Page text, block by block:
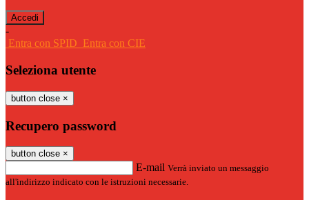
-
Entra con SPID Entra con CIE
Seleziona utente
button close ×
Recupero password
button close ×
E-mail Verrà inviato un messaggio
all'indirizzo indicato con le istruzioni necessarie.